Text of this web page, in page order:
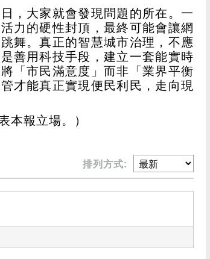
，大家就會發現問題的所在。一
力的硬性封頂，最終可能會讓網
舞。真正的智慧城市治理，不應
善用科技手段，建立一套能實時
「市民滿意度」而非「業界平衡
才能真正實現便民利民，走向現
本報立場。）
排列方式: